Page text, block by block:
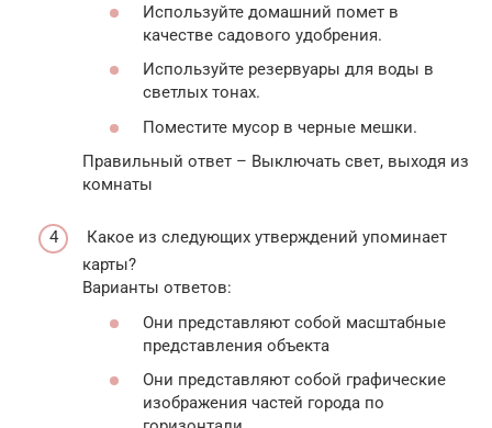
Используйте домашний помет в
качестве садового удобрения.
Используйте резервуары для воды в
светлых тонах.
Поместите мусор в черные мешки.
Правильный ответ – Выключать свет, выходя из
комнаты
Какое из следующих утверждений упоминает
карты?
Варианты ответов:
Они представляют собой масштабные
представления объекта
Они представляют собой графические
изображения частей города по